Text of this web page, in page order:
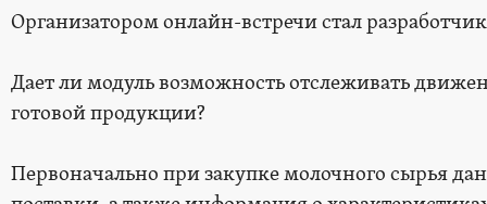
Организатором онлайн-встречи стал
Дает ли модуль возможность отслеживать
готовой продукции?
Первоначально при закупке молочного сырья